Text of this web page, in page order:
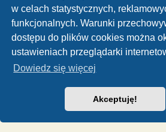
w celach statystycznych,
funkcjonalnych. Warunki
dostępu do plików cookies można
ustawieniach przeglądarki
Dowiedz się więcej
Akceptuję!
Dinozaury.com© 2006-
Technologię dostarczaphpBB® Forum
Zasady ochrony danych osobowych